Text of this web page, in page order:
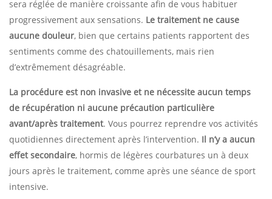
sera réglée de manière croissante afin de vous habituer
progressivement aux sensations. Le traitement ne cause
aucune douleur, bien que certains patients rapportent des
sentiments comme des chatouillements, mais rien
d’extrêmement désagréable.
La procédure est non invasive et ne nécessite aucun temps
de récupération ni aucune précaution particulière
avant/après traitement. Vous pourrez reprendre vos activités
quotidiennes directement après l’intervention. Il n’y a aucun
effet secondaire, hormis de légères courbatures un à deux
jours après le traitement, comme après une séance de sport
intensive.